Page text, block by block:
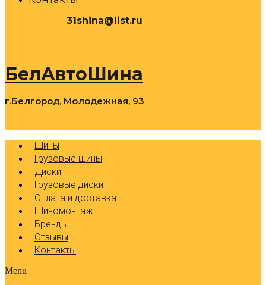
31shina@list.ru
БелАвтоШина
г.Белгород, Молодежная, 93
Шины
Грузовые шины
Диски
Грузовые диски
Оплата и доставка
Шиномонтаж
Бренды
Отзывы
Контакты
Menu